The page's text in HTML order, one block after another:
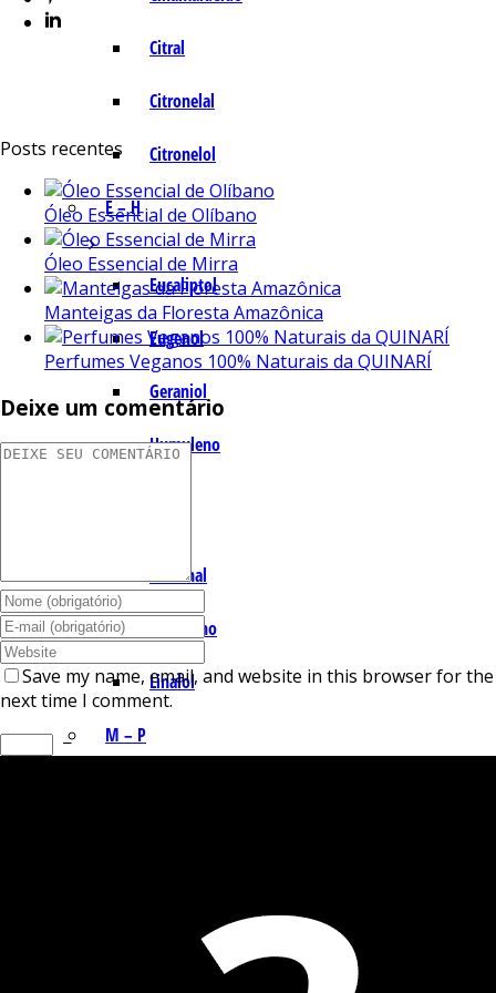
Citral
Citronelal
Citronelol
E – H
Eucaliptol
Eugenol
Geraniol
Humuleno
Lemonal
Limoneno
Linalol
M – P
Posts recentes
Óleo Essencial de Olíbano
Óleo Essencial de Mirra
Manteigas da Floresta Amazônica
Perfumes Veganos 100% Naturais da QUINARÍ
Deixe um comentário
Save my name, email, and website in this browser for the
next time I comment.
−